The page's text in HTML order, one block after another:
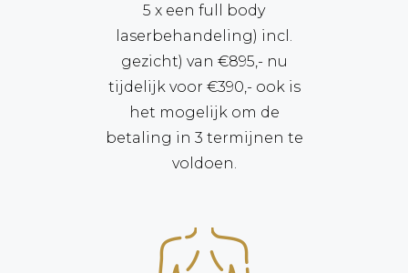
5 x een full body
laserbehandeling) incl.
gezicht) van €895,- nu
tijdelijk voor €390,- ook is
het mogelijk om de
betaling in 3 termijnen te
voldoen.